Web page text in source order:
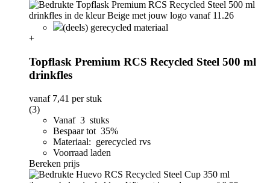
(deels) gerecycled materiaal
+
Topflask Premium RCS Recycled Steel 500 ml
drinkfles
vanaf 7,41 per stuk
(3)
Vanaf 3 stuks
Bespaar tot 35%
Materiaal: gerecycled rvs
Voorraad laden
Bereken prijs